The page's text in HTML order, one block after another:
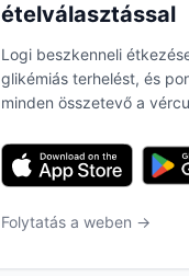
ételválasztással
Logi beszkenneli
glikémiás terhelést, és
minden összetevő a
Folytatás a weben →